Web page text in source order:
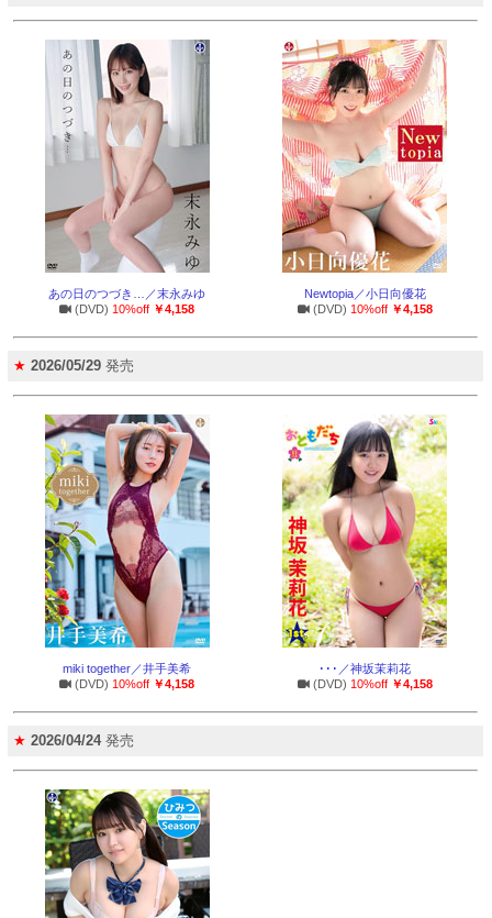
あの日のつづき…／末永みゆ
(DVD) 10%off ￥4,158
Newtopia／小日向優花
(DVD) 10%off ￥4,158
★ 2026/05/29 発売
miki together／井手美希
(DVD) 10%off ￥4,158
･･･／神坂茉莉花
(DVD) 10%off ￥4,158
★ 2026/04/24発売